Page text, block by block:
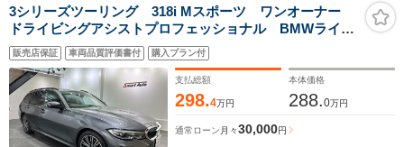
ン 純正16インチア
ルミ 車線逸脱警報
オートライト オート
エアコン
ソケット・AM/FMラ
ジオ・パワーウインド
ウ(前)・エアコン・フ
ルフラット・内装黒
電動格納ミラ
ルーフ CVT
ESC
3シリーズツーリング 318i Mスポーツ ワンオーナー
ドライビングアシストプロフェッショナル BMWライブ
コックピット アダプティブLEDヘッドライト&ハイビー
ムアシスタント Mスポーツサスペンション オートマチ
ックテールゲート 屋内保管 禁煙車
販売店保証 車両品質評価書付 購入プラン付
支払総額
298.4万円
本体価格
288.0万円
通常ローン 月々30,000円